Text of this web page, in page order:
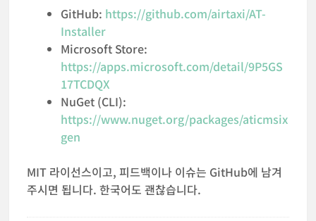
GitHub: https://github.com/airtaxi/AT-
Installer
Microsoft Store:
https://apps.microsoft.com/detail/9P5GS
17TCDQX
NuGet (CLI):
https://www.nuget.org/packages/aticmsix
gen
MIT 라이선스이고, 피드백이나 이슈는 GitHub에 남겨
주시면 됩니다. 한국어도 괜찮습니다.